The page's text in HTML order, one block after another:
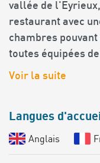
vallée de
restaurant avec
chambres
toutes équipées
Voir la suite
Langues
Anglais